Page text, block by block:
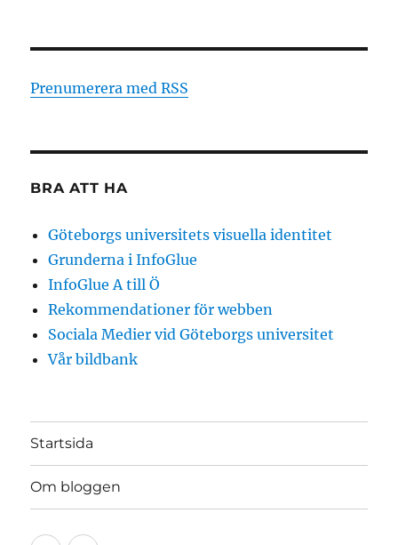
Prenumerera med RSS
BRA ATT HA
Göteborgs universitets visuella identitet
Grunderna i InfoGlue
InfoGlue A till Ö
Rekommendationer för webben
Sociala Medier vid Göteborgs universitet
Vår bildbank
Startsida
Om bloggen